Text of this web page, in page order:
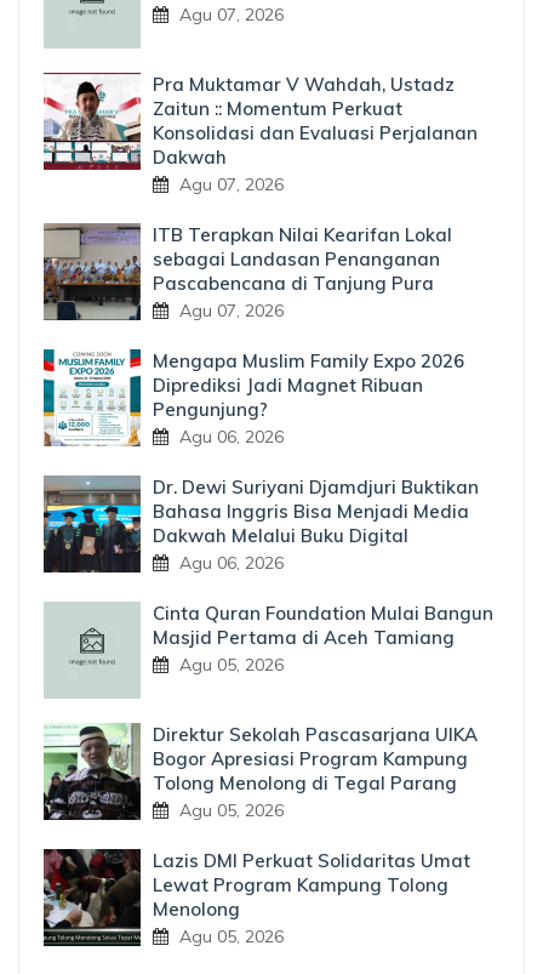
Agu 07, 2026
Pra Muktamar V Wahdah, Ustadz
Zaitun :: Momentum Perkuat
Konsolidasi dan Evaluasi Perjalanan
Dakwah
Agu 07, 2026
ITB Terapkan Nilai Kearifan Lokal
sebagai Landasan Penanganan
Pascabencana di Tanjung Pura
Agu 07, 2026
Mengapa Muslim Family Expo 2026
Diprediksi Jadi Magnet Ribuan
Pengunjung?
Agu 06, 2026
Dr. Dewi Suriyani Djamdjuri Buktikan
Bahasa Inggris Bisa Menjadi Media
Dakwah Melalui Buku Digital
Agu 06, 2026
Cinta Quran Foundation Mulai Bangun
Masjid Pertama di Aceh Tamiang
Agu 05, 2026
Direktur Sekolah Pascasarjana UIKA
Bogor Apresiasi Program Kampung
Tolong Menolong di Tegal Parang
Agu 05, 2026
Lazis DMI Perkuat Solidaritas Umat
Lewat Program Kampung Tolong
Menolong
Agu 05, 2026